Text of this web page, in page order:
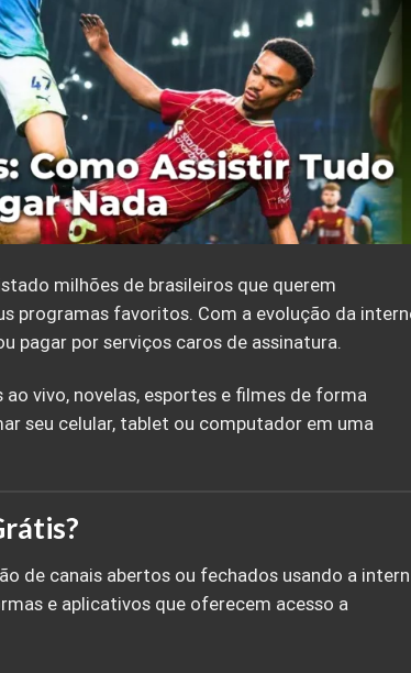
milhões de brasileiros que querem
programas favoritos. Com a evolução da
pagar por serviços caros de assinatura.
vivo, novelas, esportes e filmes de forma
seu celular, tablet ou computador em uma
de canais abertos ou fechados usando a
e aplicativos que oferecem acesso a